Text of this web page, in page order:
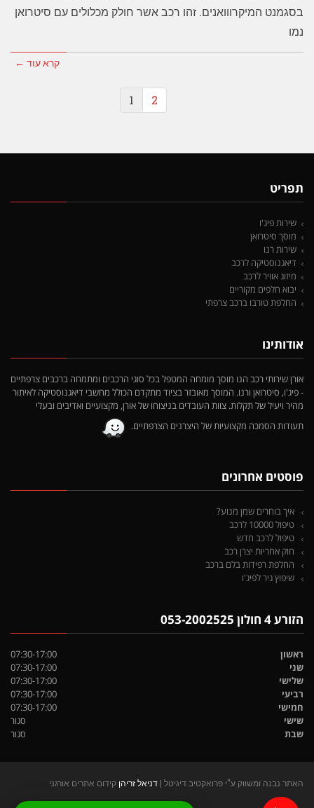
בסגמנט המיקרווואנים. זהו רכב אשר חולק מכלולים עם סיטרואן
נמו
קרא עוד ←
1 2
תפריט
שירות פיג'ו
מוסך סיטרואן
שירות רנו
דיאגנוסטיקה לרכב
מיזוג אוויר לרכב
יבוא חלפים מקוריים
החלפת טורבו ברכב צרפתי
אודותינו
אורן שירותי רכב הנו מוסך מומחה המטפל בכל סוגי הרכבים ומתמחה ברכבים צרפתיים
- פיג'ו, סיטרואן ורנו. המוסך מאובזר בציוד מתקדם הכולל מחשבי דיאגנוסטיקה לאיתור
מהיר ויעיל של תקלות. צוות העובדים בניצוחו של אורן, מקצועיים ואדיבים ובעלי
תעודות הסמכה מקצועיות של היצרנים הצרפתיים.
פוסטים אחרונים
איך בוחרים שמן מנוע?
טיפול 10000 לרכב
טיפול לרכב חדש
חוק אחריות יצרן רכב
החלפת רפידות בלם ברכב
שיפוץ גיר לפיג'ו
הזורע 4 חולון 053-2002525
ראשון
07:30-17:00
שני
07:30-17:00
שלישי
07:30-17:00
רביעי
07:30-17:00
חמישי
07:30-17:00
שישי
סגור
שבת
סגור
האתר נבנה ומשווק ע"י פרואקטיב דיגיטל | דניאל זריהן קידום אתרים אורגני